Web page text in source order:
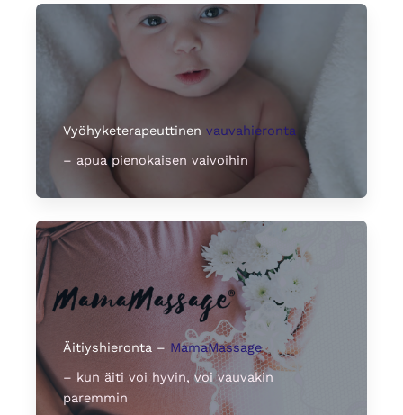
Vyöhyketerapeuttinen vauvahieronta
– apua pienokaisen vaivoihin
Äitiyshieronta – MamaMassage
– kun äiti voi hyvin, voi vauvakin
paremmin